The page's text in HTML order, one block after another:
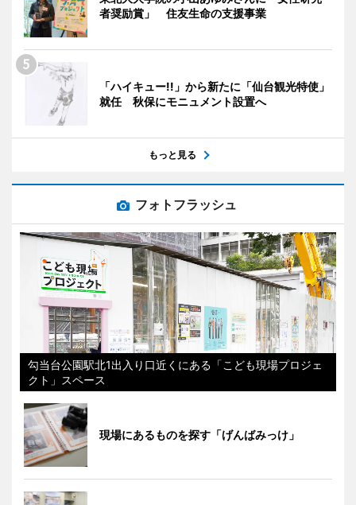
者奨励賞」 住友生命の支援事業
「ハイキュー!!」から新たに「仙台観光特使」
就任 秋保にモニュメント設置へ
もっと見る
フォトフラッシュ
勾当台公園駅北1出入り口近くにある「こども現場プロジェ
クト」スペース
現場にあるものを探す「げんばみっけ」